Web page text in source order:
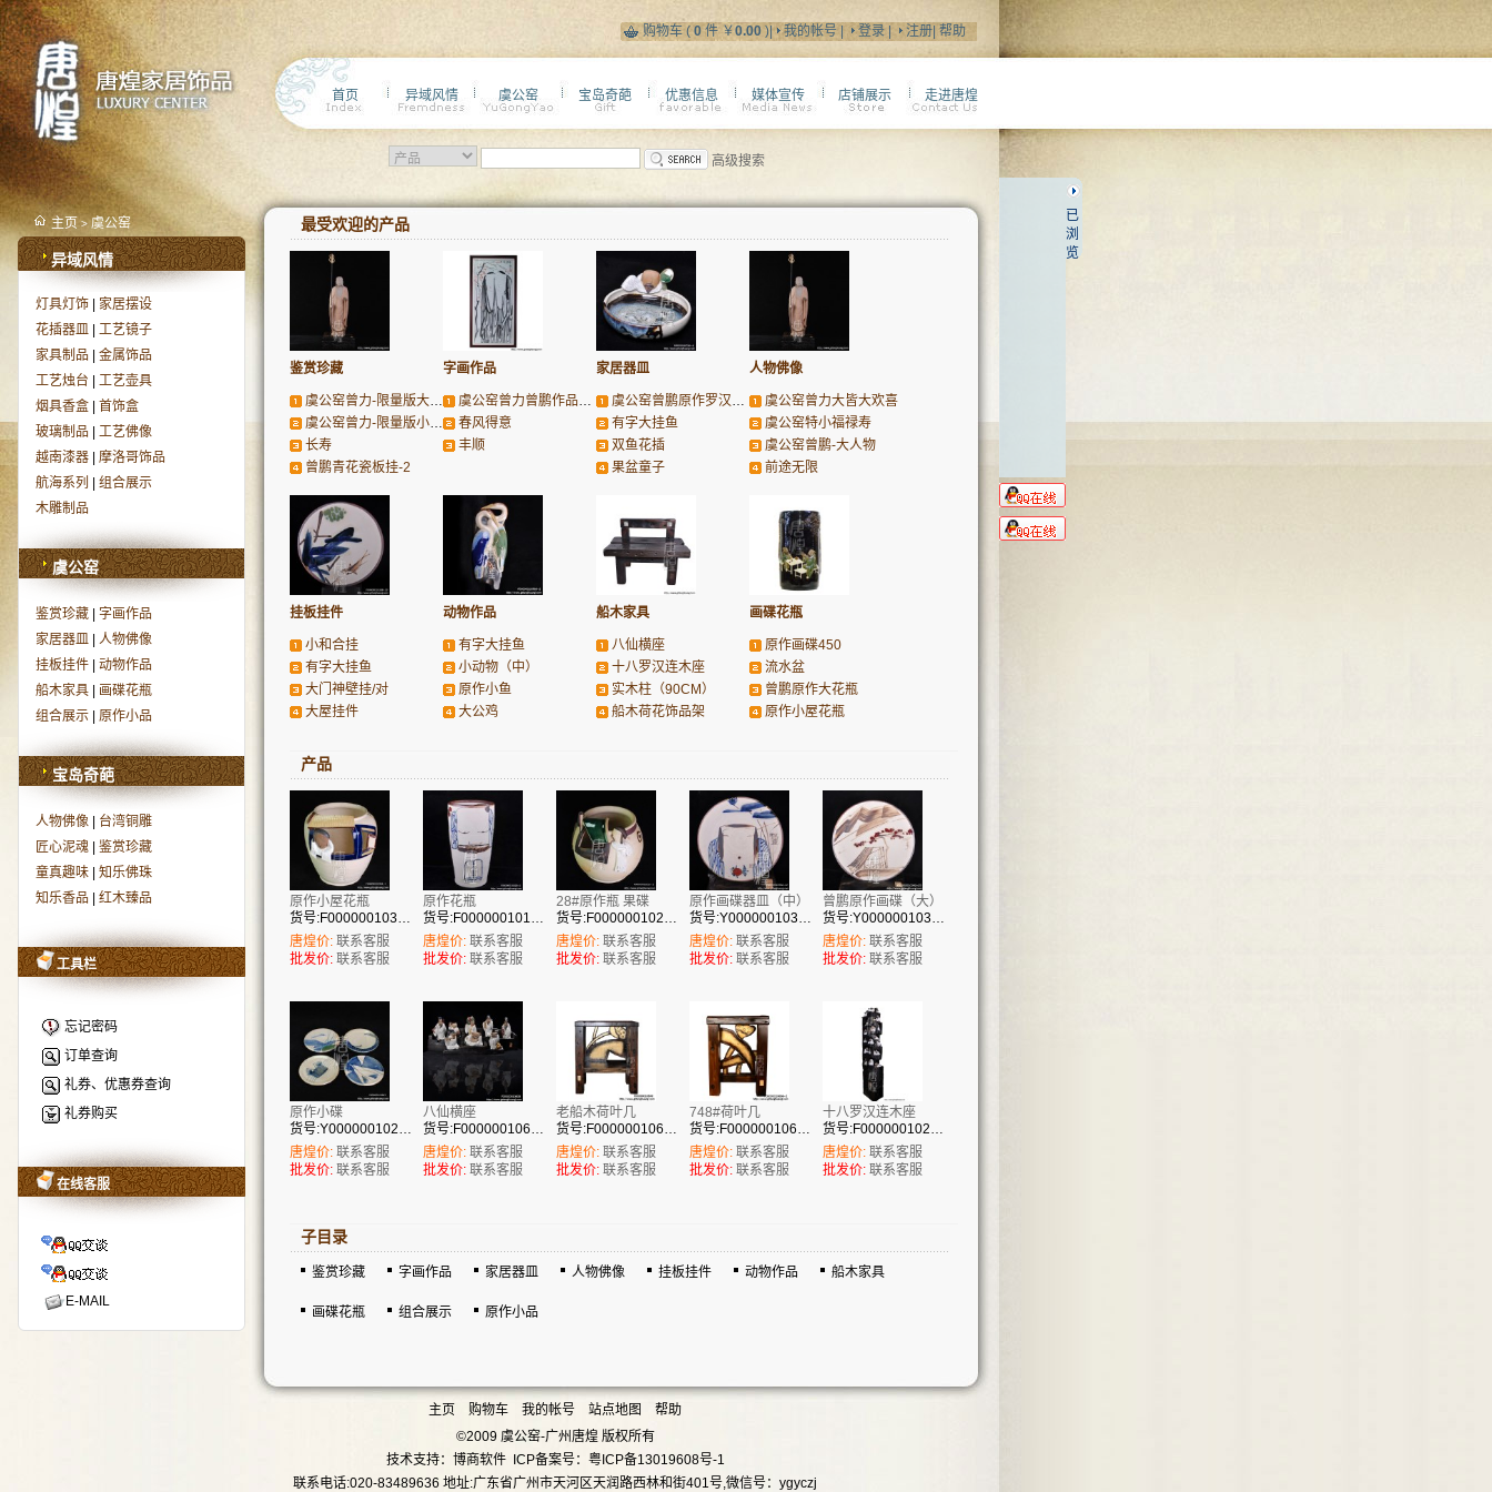
已
浏
览
购物车 (0 件 ￥0.00 )| 我的帐号 登录 注册 帮助
首页 异域风情 虞公窑 宝岛奇葩 优惠信息 媒体宣传 店铺展示 走进唐煌
高级搜索
主页 > 虞公窑
异域风情
灯具灯饰
家居摆设
花插器皿
工艺镜子
家具制品
金属饰品
工艺烛台
工艺壶具
烟具香盒
首饰盒
玻璃制品
工艺佛像
越南漆器
摩洛哥饰品
航海系列
组合展示
木雕制品
虞公窑
鉴赏珍藏
字画作品
家居器皿
人物佛像
挂板挂件
动物作品
船木家具
画碟花瓶
组合展示
原作小品
宝岛奇葩
人物佛像
台湾铜雕
匠心泥魂
鉴赏珍藏
童真趣味
知乐佛珠
知乐香品
红木臻品
工具栏
忘记密码
订单查询
礼券、优惠券查询
礼券购买
在线客服
E-MAIL
最受欢迎的产品
鉴赏珍藏
虞公窑曾力-限量版大地藏
虞公窑曾力-限量版小地藏
长寿
曾鹏青花瓷板挂-2
字画作品
虞公窑曾力曾鹏作品集《匠器》
春风得意
丰顺
家居器皿
虞公窑曾鹏原作罗汉碟瓶
有字大挂鱼
双鱼花插
果盆童子
人物佛像
虞公窑曾力大皆大欢喜
虞公窑特小福禄寿
虞公窑曾鹏-大人物
前途无限
挂板挂件
小和合挂
有字大挂鱼
大门神壁挂/对
大屋挂件
动物作品
有字大挂鱼
小动物（中）
原作小鱼
大公鸡
船木家具
八仙横座
十八罗汉连木座
实木柱（90CM）
船木荷花饰品架
画碟花瓶
原作画碟450
流水盆
曾鹏原作大花瓶
原作小屋花瓶
产品
原作小屋花瓶
货号:F00000010394
唐煌价: 联系客服
批发价: 联系客服
原作花瓶
货号:F00000010122
唐煌价: 联系客服
批发价: 联系客服
28#原作瓶 果碟
货号:F00000010213
唐煌价: 联系客服
批发价: 联系客服
原作画碟器皿（中）
货号:Y00000010342
唐煌价: 联系客服
批发价: 联系客服
曾鹏原作画碟（大）
货号:Y00000010341
唐煌价: 联系客服
批发价: 联系客服
原作小碟
货号:Y00000010243
唐煌价: 联系客服
批发价: 联系客服
八仙横座
货号:F00000010618
唐煌价: 联系客服
批发价: 联系客服
老船木荷叶几
货号:F00000010648
唐煌价: 联系客服
批发价: 联系客服
748#荷叶几
货号:F00000010656
唐煌价: 联系客服
批发价: 联系客服
十八罗汉连木座
货号:F00000010229
唐煌价: 联系客服
批发价: 联系客服
子目录
鉴赏珍藏 字画作品 家居器皿 人物佛像 挂板挂件 动物作品 船木家具
画碟花瓶 组合展示 原作小品
主页 购物车 我的帐号 站点地图
帮助
©2009 虞公窑-广州唐煌 版权所有
技术支持： 博商软件
ICP备案号：粤ICP备13019608号-1
联系电话:020-83489636 地址:广东省广州市天河区天润路西林和街401号,微信号：ygyczj